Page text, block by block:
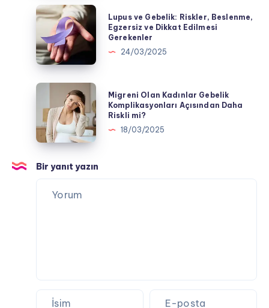
Lupus
Gebelik:
Riskler,
Beslenme,
Egzersiz
Dikkat
Edilmesi
Gerekenler
Lupus ve Gebelik: Riskler, Beslenme,
Egzersiz ve Dikkat Edilmesi
Gerekenler
24/03/2025
Migreni
Kadınlar
Gebelik
Komplikasyonları
Açısından
Daha
Riskli
Migreni Olan Kadınlar Gebelik
Komplikasyonları Açısından Daha
Riskli mi?
18/03/2025
Bir yanıt yazın